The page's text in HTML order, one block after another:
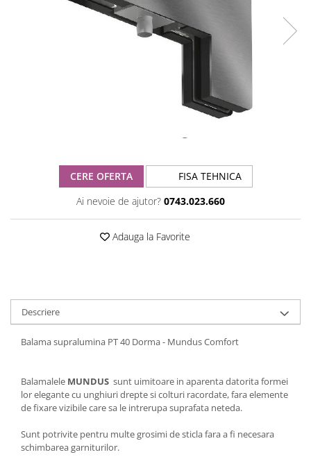
CERE OFERTA
FISA TEHNICA
Ai nevoie de ajutor? 0743.023.660
Adauga la Favorite
Descriere
Balama supralumina PT 40 Dorma - Mundus Comfort
Balamalele MUNDUS sunt uimitoare in aparenta datorita formei
lor elegante cu unghiuri drepte si colturi racordate, fara elemente
de fixare vizibile care sa le intrerupa suprafata neteda.
Sunt potrivite pentru multe grosimi de sticla fara a fi necesara
schimbarea garniturilor.